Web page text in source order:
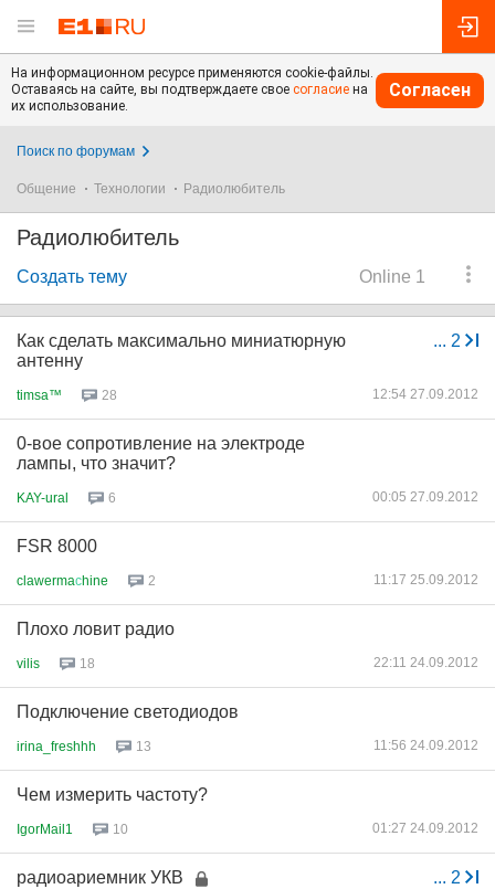
На информационном ресурсе применяются cookie-файлы.
Оставаясь на сайте, вы подтверждаете свое согласие на
их использование.
Согласен
Поиск по форумам
Общение Технологии Радиолюбитель
Радиолюбитель
Online 1
Создать тему
... 2
Как сделать максимально миниатюрную
антенну
timsa™ 28 12:54 27.09.2012
0-вое сопротивление на электроде
лампы, что значит?
KAY-ural 6 00:05 27.09.2012
FSR 8000
clawermaсhine 2 11:17 25.09.2012
Плохо ловит радио
vilis 18 22:11 24.09.2012
Подключение светодиодов
irina_freshhh 13 11:56 24.09.2012
Чем измерить частоту?
IgorMail1 10 01:27 24.09.2012
... 2
радиоариемник УКВ